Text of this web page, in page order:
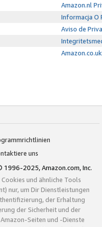
Amazon.nl
Informacja O
Aviso de
uns
1996-2025, Amazon.com, Inc.
und ähnliche Tools
nur, um Dir Dienstleistungen
der Erhaltung
der Sicherheit und der
Seiten und -Dienste